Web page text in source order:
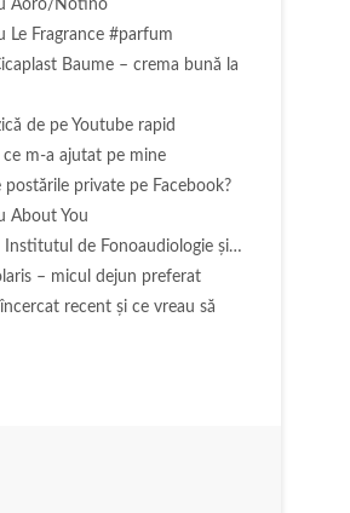
Aoro/Notino
Le Fragrance #parfum
Baume – crema bună la
de pe Youtube rapid
m-a ajutat pe mine
private pe Facebook?
About You
Institutul de Fonoaudiologie și…
– micul dejun preferat
recent și ce vreau să